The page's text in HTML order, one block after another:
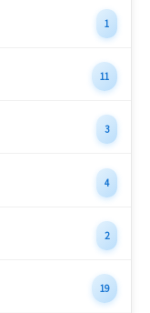
1
11
3
4
2
19